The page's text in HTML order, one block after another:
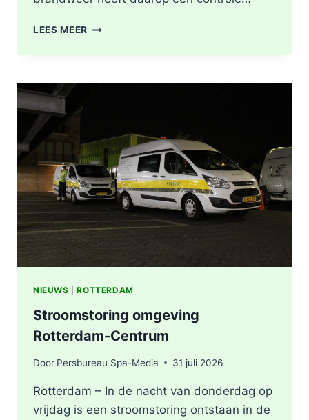
LEES MEER SCOOTER
BIJ
IN
ROTTERDAM
NIEUWS |ROTTERDAM
Stroomstoring omgeving
Rotterdam-Centrum
Door Persbureau Spa-Media 31 juli 2026
Rotterdam – In de nacht van donderdag op
vrijdag is een stroomstoring ontstaan in de